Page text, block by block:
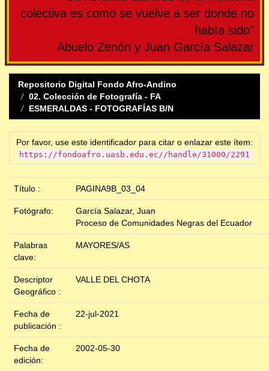
colectiva es como se vuelve a ser donde no
había sido"
Abuelo Zenón y Juan García Salazar
Repositorio Digital Fondo Afro-Andino
02. Colección de Fotografía - FA
ESMERALDAS - FOTOGRAFÍAS B/N
Por favor, use este identificador para citar o enlazar este ítem:
https://fondoafro.uasb.edu.ec//handle/31000/2291
Título : PAGINA9B_03_04
Fotógrafo:
García Salazar, Juan
Proceso de Comunidades Negras del Ecuador
Palabras
clave:
MAYORES/AS
Descriptor
Geográfico :
VALLE DEL CHOTA
Fecha de
publicación :
22-jul-2021
Fecha de
edición:
2002-05-30